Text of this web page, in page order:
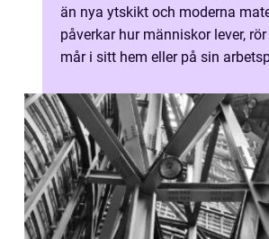
än nya ytskikt och moderna
påverkar hur människor lever,
mår i sitt hem eller på sin